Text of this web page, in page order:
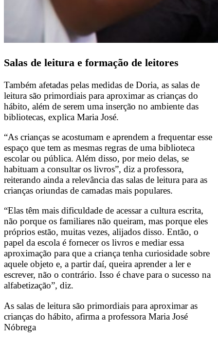
Salas de leitura e formação de leitores
Também afetadas pelas medidas de Doria, as salas de
leitura são primordiais para aproximar as crianças do
hábito, além de serem uma inserção no ambiente das
bibliotecas, explica Maria José.
“As crianças se acostumam e aprendem a frequentar esse
espaço que tem as mesmas regras de uma biblioteca
escolar ou pública. Além disso, por meio delas, se
habituam a consultar os livros”, diz a professora,
reiterando ainda a relevância das salas de leitura para as
crianças oriundas de camadas mais populares.
“Elas têm mais dificuldade de acessar a cultura escrita,
não porque os familiares não queiram, mas porque eles
próprios estão, muitas vezes, alijados disso. Então, o
papel da escola é fornecer os livros e mediar essa
aproximação para que a criança tenha curiosidade sobre
aquele objeto e, a partir daí, queira aprender a ler e
escrever, não o contrário. Isso é chave para o sucesso na
alfabetização”, diz.
As salas de leitura são primordiais para aproximar as
crianças do hábito, afirma a professora Maria José
Nóbrega